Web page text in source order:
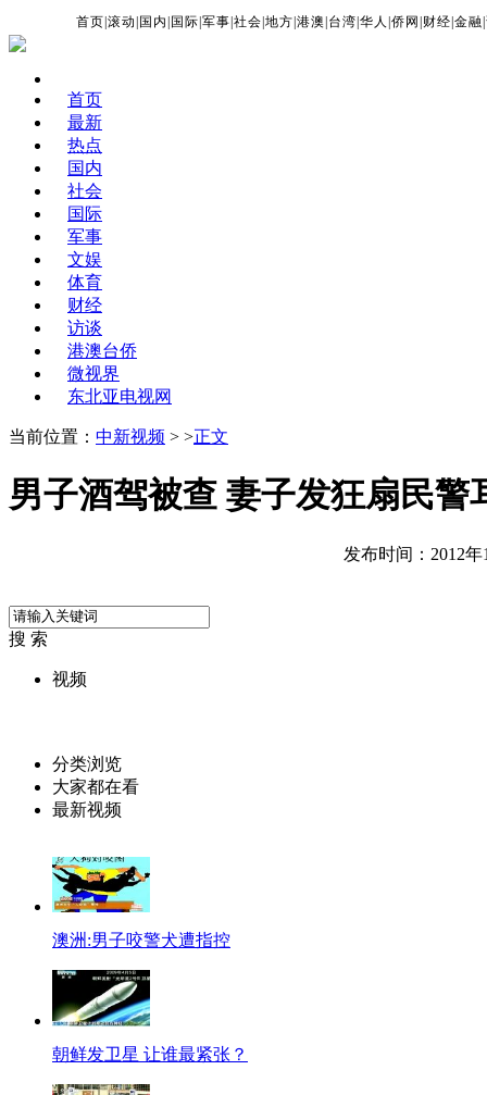
首页 |滚动 国内 国际 |军事 |社会 |地方 |港澳 台湾 |华人 |侨网 财经 |金融 |
首页
最新
热点
国内
社会
国际
军事
文娱
体育
财经
访谈
港澳台侨
微视界
东北亚电视网
当前位置： 中新视频 > >正文
男子酒驾被查 妻子发狂扇民警
发布时间：2012年
搜 索
视频
分类浏览
大家都在看
最新视频
澳洲:男子咬警犬遭指控
朝鲜发卫星 让谁最紧张？